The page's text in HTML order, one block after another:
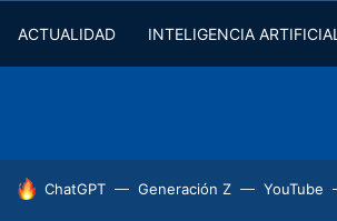
ACTUALIDAD INTELIGENCIA ARTIFICIAL
HOY SE HABLA DE
ChatGPT Generación Z YouTube